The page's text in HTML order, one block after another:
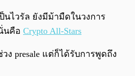
นไวรัล ยังมีม้ามืดในวงการ
นคือ Crypto All-Stars
presale แต่ก็ได้รับการพูดถึง